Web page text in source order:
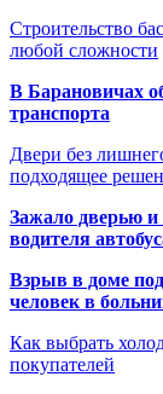
Строительство
любой сложности
В Барановичах
транспорта
Двери без
подходящее
Зажало дверью
водителя
Взрыв в доме
человек в
Как выбрать
покупателей